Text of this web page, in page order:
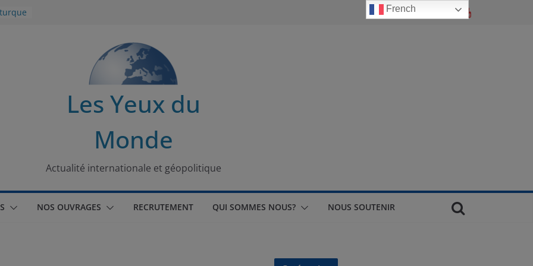
Les Yeux du
Monde
Actualité internationale et géopolitique
NOS OUVRAGES RECRUTEMENT QUI SOMMES NOUS? NOUS SOUTENIR
French